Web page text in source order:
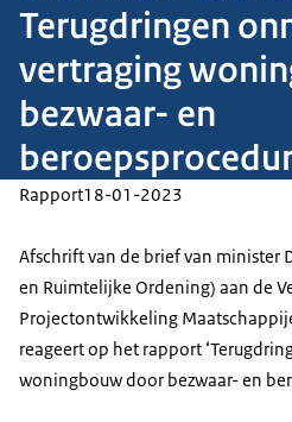
Terugdringen
vertraging
bezwaar- en
Rapport18-01-2023
Afschrift van de brief van minister
en Ruimtelijke Ordening) aan de
Projectontwikkeling
reageert op het rapport
woningbouw door bezwaar- en